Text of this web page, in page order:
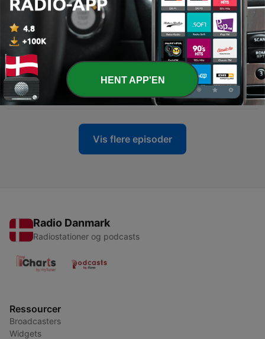
4 - #3 Voelen is durven
19 jan. 2021
3 - #2 De zaklamp
14 jan. 2021
2 - #1 Voelen en gerichtheid
13 jan. 2021
Vis flere episoder
Radio Danmark
Radiostationer og podcasts
Ressourcer
Broadcasters
Widgets
HENT APP'EN